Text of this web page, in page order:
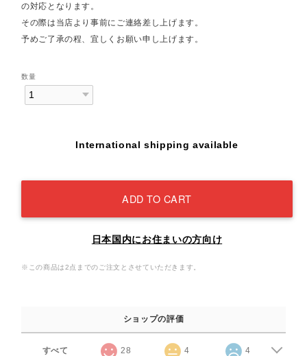
の対応となります。
その際は当店より事前にご連絡差し上げます。
予めご了承の程、宜しくお願い申し上げます。
数量
International shipping available
ADD TO CART
日本国内にお住まいの方向け
※この商品は2点までのご注文とさせていただきます。
ショップの評価
すべて 28 4 4